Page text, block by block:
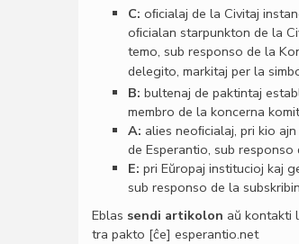
C: oﬁcialaj de la Civitaj
oﬁcialan starpunkton de la
temo, sub responso de la
delegito, markitaj per la
B: bultenaj de paktintaj
membro de la koncerna
A: alies neoﬁcialaj, pri kio
de Esperantio, sub responso
E: pri Eŭropaj institucioj kaj
sub responso de la
Eblas sendi artikolon aŭ kontakti
tra pakto [ĉe] esperantio.net